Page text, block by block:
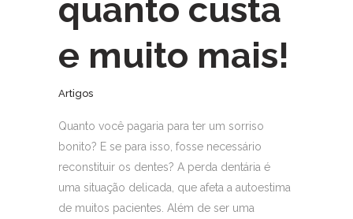
quanto custa
e muito mais!
Artigos
Quanto você pagaria para ter um sorriso
bonito? E se para isso, fosse necessário
reconstituir os dentes? A perda dentária é
uma situação delicada, que afeta a autoestima
de muitos pacientes. Além de ser uma